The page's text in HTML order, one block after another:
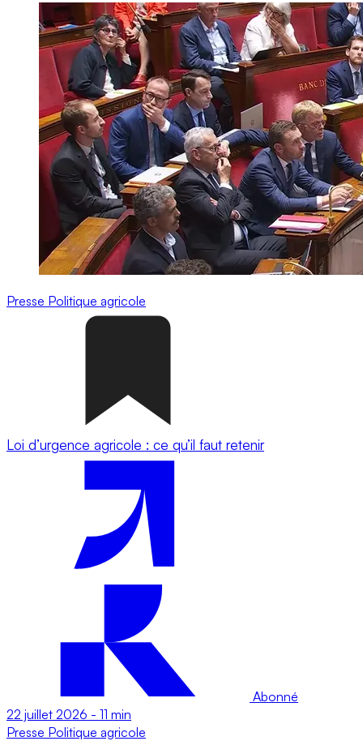
Presse Politique agricole
Loi d’urgence agricole : ce qu’il faut retenir
Abonné
22 juillet 2026 - 11 min
Presse Politique agricole